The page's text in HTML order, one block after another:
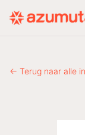
← Terug naar alle